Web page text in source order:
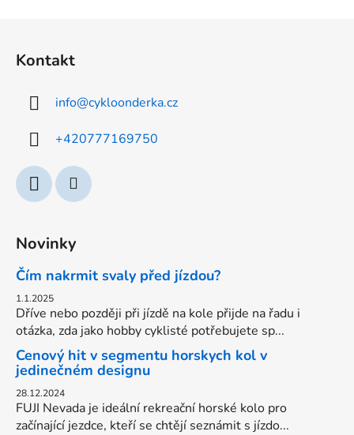
Kontakt
info@cykloonderka.cz
+420777169750
Novinky
Čím nakrmit svaly před jízdou?
1.1.2025
Dříve nebo později při jízdě na kole přijde na řadu i
otázka, zda jako hobby cyklisté potřebujete sp...
Cenový hit v segmentu horskych kol v
jedinečném designu
28.12.2024
FUJI Nevada je ideální rekreační horské kolo pro
začínající jezdce, kteří se chtějí seznámit s jízdo...